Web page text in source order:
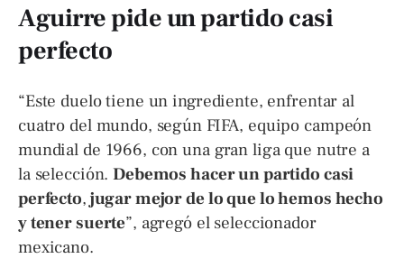
Aguirre pide un partido casi
perfecto
“Este duelo tiene un ingrediente, enfrentar al
cuatro del mundo, según FIFA, equipo campeón
mundial de 1966, con una gran liga que nutre a
la selección.Debemos hacer un partido casi
perfecto, jugar mejor de lo que lo hemos hecho
y tener suerte”, agregó el seleccionador
mexicano.